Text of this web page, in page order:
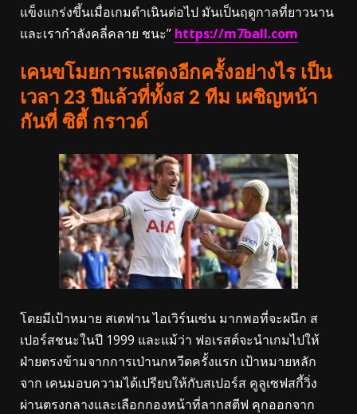
แข็งแกร่งขึ้นเมื่อเกมดำเนินต่อไป มันเป็นฤดูกาลที่ยาวนาน
และเรากำลังคลี่คลาย ชนะ” https://m7ball.com
เคนขโมยการแสดงอีกครั้งอย่างไร เป็น
เวลา 23 ปีแล้วที่ทั้งส 2 ทีม เผชิญหน้า
กันที่ ซิตี้ กราวด์
โดยมีเป้าหมาย สเตฟาน ไอเวิร์นเซ่น มากพอที่จะผนึก ส
เปอร์สชนะในปี 1999 และแม้ว่า ฟอเรสต์จะนำเกมไปให้
ฝ่ายตรงข้ามจากการเป่านกหวีดครั้งแรก เป้าหมายหลัก
จาก เคนมอบความได้เปรียบให้กับสเปอร์ส คูลูเซฟสกี้วิ่ง
ผ่านตรงกลางและเลือกกองหน้าที่ลากสตีฟ คุกออกจาก